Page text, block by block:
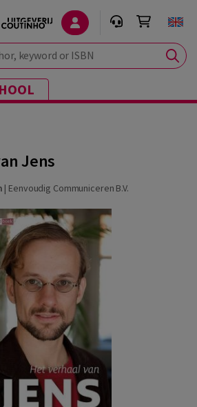
or ISBN
Jens
| Eenvoudig Communiceren B.V.